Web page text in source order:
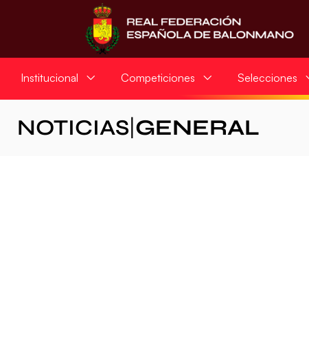
Institucional Competiciones Selecciones
NOTICIAS GENERAL